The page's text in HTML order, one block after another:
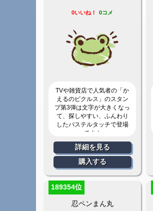
0いいね！ 0コメ
TVや雑貨店で人気者の「か
えるのピクルス」のスタン
プ第3弾は文字が大きくなっ
て、探しやすい、ふんわり
したパステルタッチで登場
です！
詳細を見る
購入する
189354位
忍ペンまん丸